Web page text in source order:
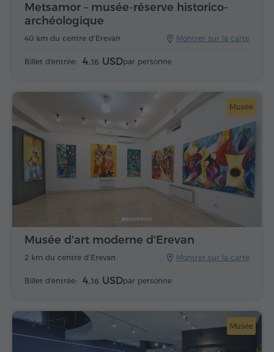
Montrer sur la carte
40 km du centre d'Erevan
Metsamor – musée-réserve historico-
archéologique
Billet d'entrée: 4.16 USDpar personne
Musée
Montrer sur la carte
2 km du centre d'Erevan
Musée d'art moderne d'Erevan
Billet d'entrée: 4.16 USDpar personne
Musée